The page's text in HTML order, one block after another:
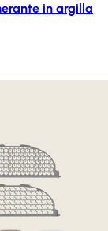
in argilla